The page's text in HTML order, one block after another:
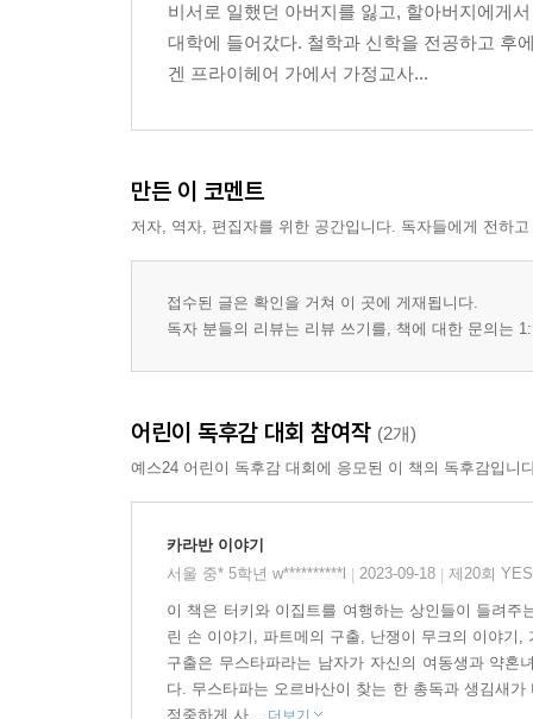
비서로 일했던 아버지를 잃고, 할아버지에게
대학에 들어갔다. 철학과 신학을 전공하고 후
겐 프라이헤어 가에서 가정교사...
만든 이 코멘트
저자, 역자, 편집자를 위한 공간입니다. 독자들에게 전하
접수된 글은 확인을 거쳐 이 곳에 게재됩니다.
독자 분들의 리뷰는 리뷰 쓰기를, 책에 대한 문의는
어린이 독후감 대회 참여작 (2개)
예스24 어린이 독후감 대회에 응모된 이 책의 독후감입니
카라반 이야기
서울 중* 5학년 w**********l
2023-09-18 제20회
이 책은 터키와 이집트를 여행하는 상인들이 들려
린 손 이야기, 파트메의 구출, 난쟁이 무크의 이야기
구출은 무스타파라는 남자가 자신의 여동생과 약
다. 무스타파는 오르바산이 찾는 한 총독과 생김새
정중하게 사...